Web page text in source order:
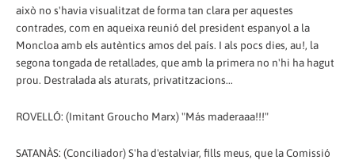
això no s'havia visualitzat de forma tan clara per aquestes
contrades, com en aqueixa reunió del president espanyol a la
Moncloa amb els autèntics amos del país. I als pocs dies, au!, la
segona tongada de retallades, que amb la primera no n'hi ha hagut
prou. Destralada als aturats, privatitzacions...
ROVELLÓ: (Imitant Groucho Marx) "Más maderaaa!!!"
SATANÀS: (Conciliador) S'ha d'estalviar, fills meus, que la Comissió